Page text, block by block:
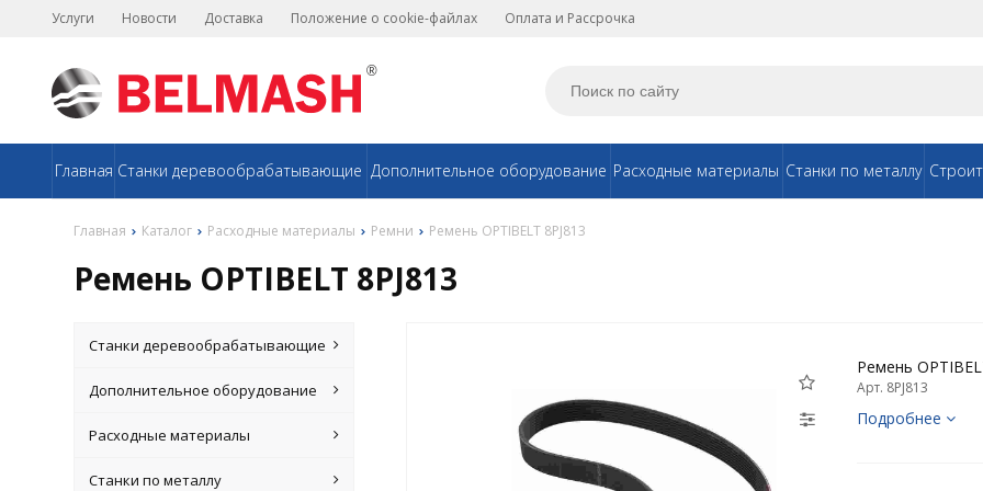
Услуги Новости Доставка Положение о cookie-файлах Оплата и Рассрочка
Главная Станки деревообрабатывающие Дополнительное оборудование Расходные материалы Станки по металлу
Главная Каталог Расходные материалы Ремни Ремень OPTIBELT 8PJ813
Ремень OPTIBELT 8PJ813
Станки деревообрабатывающие
Дополнительное оборудование
Расходные материалы
Станки по металлу
Ремень
Арт. 8PJ813
Подробнее